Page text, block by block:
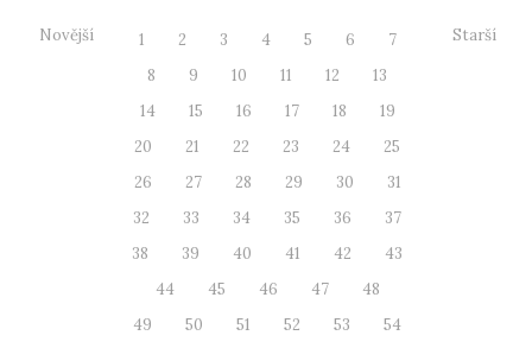
Novější 1 2 3 4 5 6
7
8
9 10 11 12
13
14
15 16 17 18
19
20
21 22 23 24
25
26
27 28 29 30
31
32
33 34 35 36
37
38
39 40 41 42
43
44
45 46 47
48
49
50 51 52 53
54
Starší